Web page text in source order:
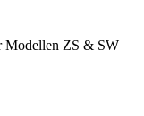
Modellen ZS & SW